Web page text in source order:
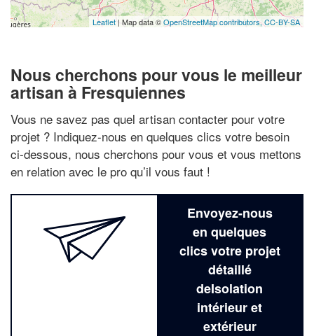
Leaflet | Map data ©OpenStreetMap contributors,CC-BY-SA
Nous cherchons pour vous le meilleur
artisan à Fresquiennes
Vous ne savez pas quel artisan contacter pour votre
projet ? Indiquez-nous en quelques clics votre besoin
ci-dessous, nous cherchons pour vous et vous mettons
en relation avec le pro qu’il vous faut !
Envoyez-nous
en quelques
clics votre projet
détaillé
deIsolation
intérieur et
extérieur